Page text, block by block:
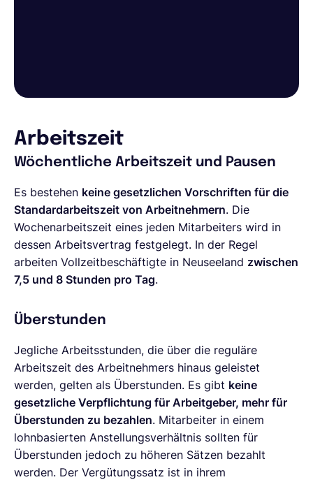
Arbeitszeit
Wöchentliche Arbeitszeit und Pausen
Es bestehen keine gesetzlichen Vorschriften für die
Standardarbeitszeit von Arbeitnehmern. Die
Wochenarbeitszeit eines jeden Mitarbeiters wird in
dessen Arbeitsvertrag festgelegt. In der Regel
arbeiten Vollzeitbeschäftigte in Neuseeland zwischen
7,5 und 8 Stunden pro Tag.
Überstunden
Jegliche Arbeitsstunden, die über die reguläre
Arbeitszeit des Arbeitnehmers hinaus geleistet
werden, gelten als Überstunden. Es gibt keine
gesetzliche Verpflichtung für Arbeitgeber, mehr für
Überstunden zu bezahlen. Mitarbeiter in einem
lohnbasierten Anstellungsverhältnis sollten für
Überstunden jedoch zu höheren Sätzen bezahlt
werden. Der Vergütungssatz ist in ihrem